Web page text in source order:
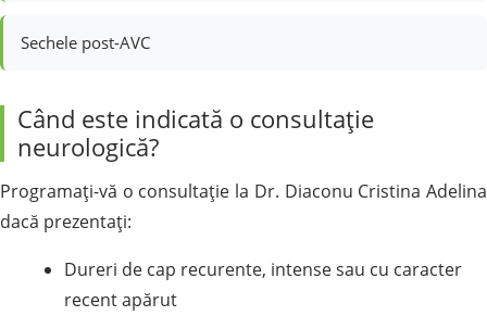
Sechele post-AVC
Când este indicată o consultație
neurologică?
Programați-vă o consultație la Dr. Diaconu Cristina Adelina
dacă prezentați:
Dureri de cap recurente, intense sau cu caracter
recent apărut